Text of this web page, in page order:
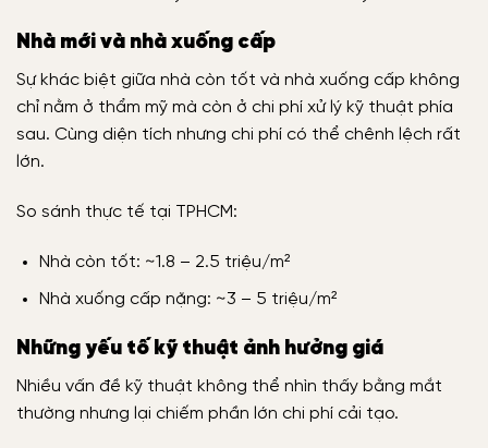
Nhà mới và nhà xuống cấp
Sự khác biệt giữa nhà còn tốt và nhà xuống cấp không
chỉ nằm ở thẩm mỹ mà còn ở chi phí xử lý kỹ thuật phía
sau. Cùng diện tích nhưng chi phí có thể chênh lệch rất
lớn.
So sánh thực tế tại TPHCM:
Nhà còn tốt: ~1.8 – 2.5 triệu/m²
Nhà xuống cấp nặng: ~3 – 5 triệu/m²
Những yếu tố kỹ thuật ảnh hưởng giá
Nhiều vấn đề kỹ thuật không thể nhìn thấy bằng mắt
thường nhưng lại chiếm phần lớn chi phí cải tạo.